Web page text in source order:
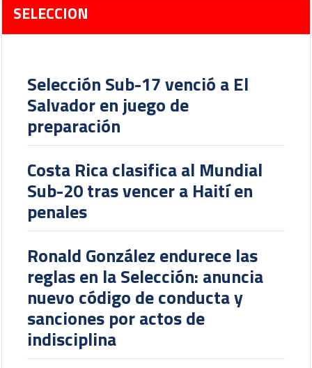
SELECCION
Selección Sub-17 venció a El
Salvador en juego de
preparación
Costa Rica clasifica al Mundial
Sub-20 tras vencer a Haití en
penales
Ronald González endurece las
reglas en la Selección: anuncia
nuevo código de conducta y
sanciones por actos de
indisciplina